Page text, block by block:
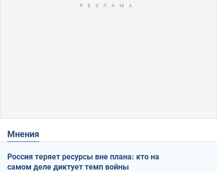
Мнения
Россия теряет ресурсы вне плана: кто на
самом деле диктует темп войны